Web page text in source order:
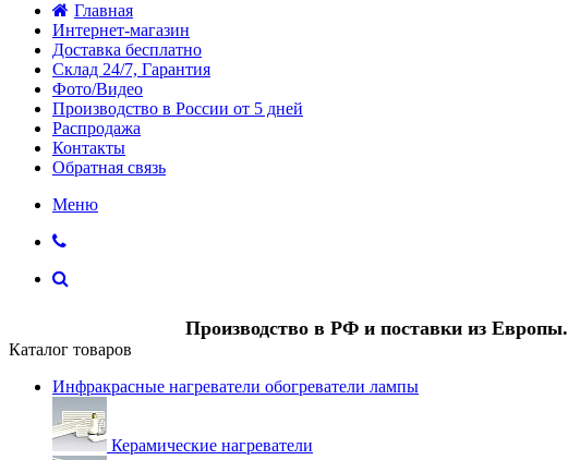
Главная
Интернет-магазин
Доставка бесплатно
Склад 24/7, Гарантия
Фото/Видео
Производство в России от 5 дней
Распродажа
Контакты
Обратная связь
Меню
Производство в РФ и поставки из Европы.
Каталог товаров
Инфракрасные нагреватели обогреватели лампы
Керамические нагреватели